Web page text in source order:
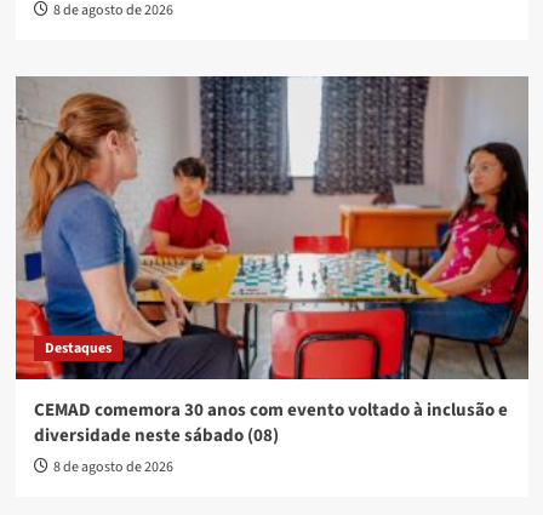
8 de agosto de 2026
Destaques
CEMAD comemora 30 anos com evento voltado à inclusão e
diversidade neste sábado (08)
8 de agosto de 2026